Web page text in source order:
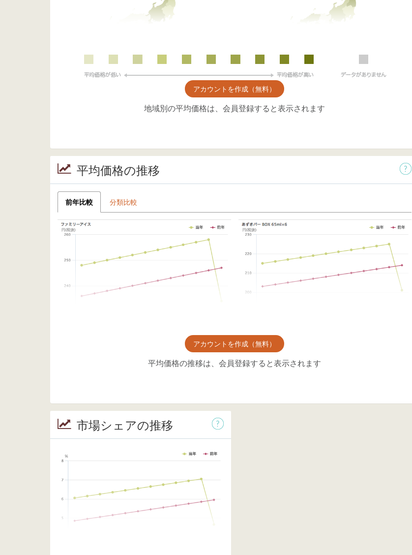
アカウントを作成（無料）
地域別の平均価格は、会員登録すると表示されます
平均価格の推移
前年比較 分類比較
アカウントを作成（無料）
平均価格の推移は、会員登録すると表示されます
市場シェアの推移